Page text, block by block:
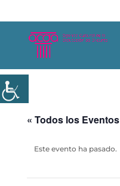
« Todos los Eventos
Este evento ha pasado.